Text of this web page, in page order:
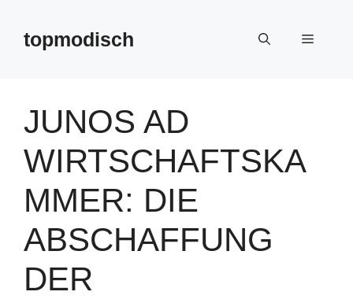
springentopmodisch Menü
JUNOS AD
WIRTSCHAFTSKA
MMER: DIE
ABSCHAFFUNG
DER